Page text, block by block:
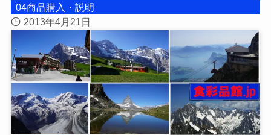
04商品購入・説明
2013年4月21日